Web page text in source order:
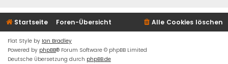
Startseite Foren-Übersicht Alle Cookies löschen
Flat Style by Ian Bradley
Powered by phpBB® Forum Software © phpBB Limited
Deutsche Übersetzung durch phpBB.de